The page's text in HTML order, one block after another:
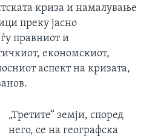
криза и намалување
преку јасно
правниот и
економскиот,
аспект на кризата,
„Третите“ земји, според
него, се на географска